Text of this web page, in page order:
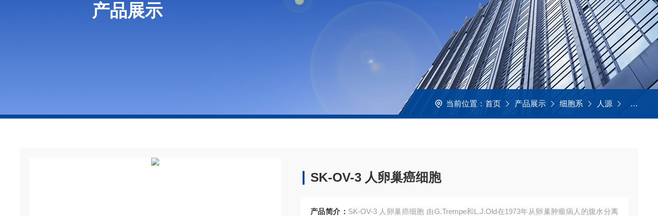
产品展示
当前位置： 首页 产品展示 细胞系 人源 KMCC-
SK-OV-3 人卵巢癌细胞
产品简介： SK-OV-3 人卵巢癌细胞 由G.Trempe和L.J.Old在1973年从卵巢肿瘤病人的腹水分离